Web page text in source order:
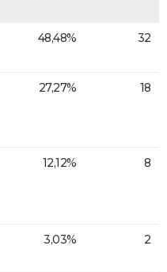
48,48% 32
27,27% 18
12,12% 8
3,03% 2